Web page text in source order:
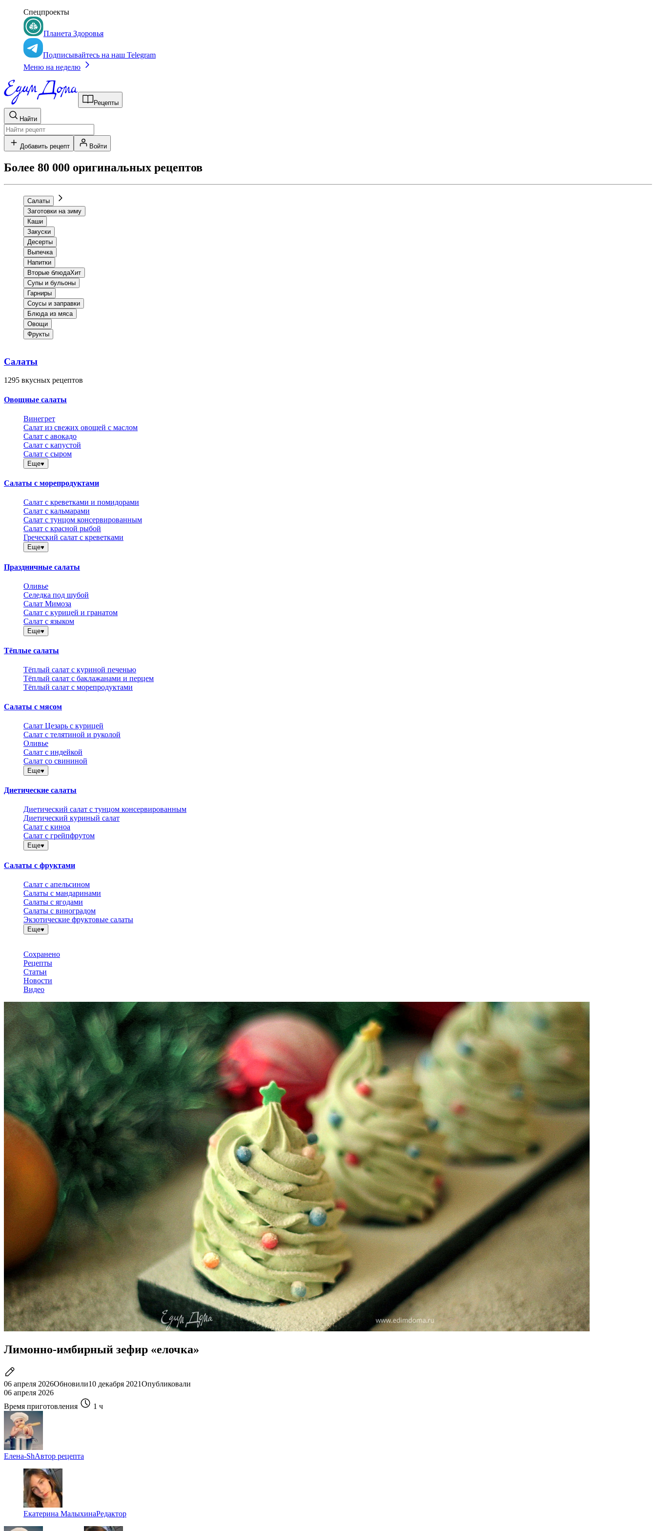
Спецпроекты
Планета Здоровья
Подписывайтесь на наш Telegram
Меню на неделю
Рецепты
Найти
Добавить рецепт Войти
Более 80 000 оригинальных рецептов
Салаты
Заготовки на зиму
Каши
Закуски
Десерты
Выпечка
Напитки
Вторые блюдаХит
Супы и бульоны
Гарниры
Соусы и заправки
Блюда из мяса
Овощи
Фрукты
Салаты
1295 вкусных рецептов
Овощные салаты
Винегрет
Салат из свежих овощей с маслом
Салат с авокадо
Салат с капустой
Салат с сыром
Еще
Салаты с морепродуктами
Салат с креветками и помидорами
Салат с кальмарами
Салат с тунцом консервированным
Салат с красной рыбой
Греческий салат с креветками
Еще
Праздничные салаты
Оливье
Селедка под шубой
Салат Мимоза
Салат с курицей и гранатом
Салат с языком
Еще
Тёплые салаты
Тёплый салат с куриной печенью
Тёплый салат с баклажанами и перцем
Тёплый салат с морепродуктами
Салаты с мясом
Салат Цезарь с курицей
Салат с телятиной и руколой
Оливье
Салат с индейкой
Салат со свининой
Еще
Диетические салаты
Диетический салат с тунцом консервированным
Диетический куриный салат
Салат с киноа
Салат с грейпфрутом
Еще
Салаты с фруктами
Салат с апельсином
Салаты с мандаринами
Салаты с ягодами
Салаты с виноградом
Экзотические фруктовые салаты
Еще
Сохранено
Рецепты
Статьи
Новости
Видео
Лимонно-имбирный зефир «елочка»
06 апреля 2026Обновили10 декабря 2021Опубликовали
06 апреля 2026
Время приготовления
1 ч
Елена-ShАвтор рецепта
Екатерина МалыхинаРедактор